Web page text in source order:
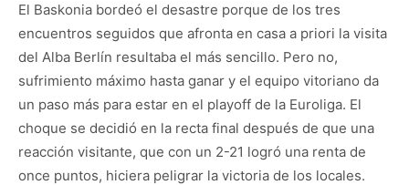
El Baskonia bordeó el desastre porque de los tres
encuentros seguidos que afronta en casa a priori la visita
del Alba Berlín resultaba el más sencillo. Pero no,
sufrimiento máximo hasta ganar y el equipo vitoriano da
un paso más para estar en el playoff de la Euroliga. El
choque se decidió en la recta final después de que una
reacción visitante, que con un 2-21 logró una renta de
once puntos, hiciera peligrar la victoria de los locales.